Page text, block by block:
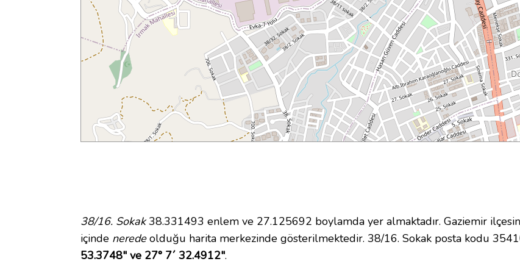
38/16. Sokak38.331493 enlem ve 27.125692 boylamda yer almaktadır. Gaziemir
içinde neredeolduğu harita merkezinde gösterilmektedir. 38/16. Sokak posta kodu
53.3748" ve 27° 7´ 32.4912".